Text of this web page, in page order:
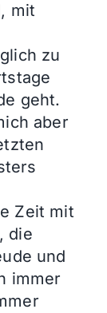
mit
zu
geht.
aber
Zeit mit
die
und
immer